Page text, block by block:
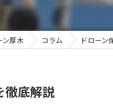
ン厚木 コラム ドローン
徹底解説